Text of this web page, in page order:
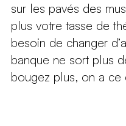
sur les pavés des
plus votre tasse de
besoin de changer
banque ne sort plus
bougez plus, on a ce